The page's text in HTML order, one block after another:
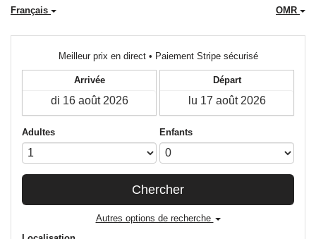
Français OMR
Meilleur prix en direct • Paiement Stripe sécurisé
Arrivée Départ
Adultes Enfants
Chercher
Autres options de recherche